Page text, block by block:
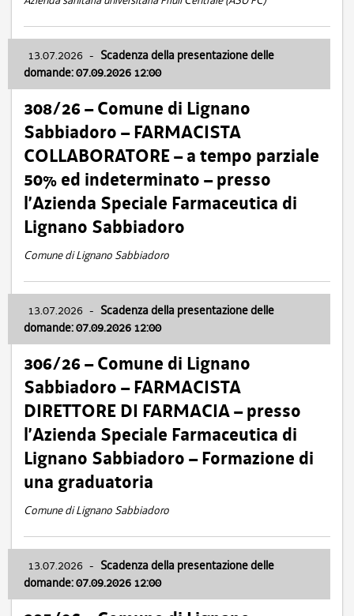
13.07.2026 - Scadenza della presentazione delle
domande: 07.09.2026 12:00
308/26 – Comune di Lignano
Sabbiadoro – FARMACISTA
COLLABORATORE – a tempo parziale
50% ed indeterminato – presso
l’Azienda Speciale Farmaceutica di
Lignano Sabbiadoro
Comune di Lignano Sabbiadoro
13.07.2026 - Scadenza della presentazione delle
domande: 07.09.2026 12:00
306/26 – Comune di Lignano
Sabbiadoro – FARMACISTA
DIRETTORE DI FARMACIA – presso
l’Azienda Speciale Farmaceutica di
Lignano Sabbiadoro – Formazione di
una graduatoria
Comune di Lignano Sabbiadoro
13.07.2026 - Scadenza della presentazione delle
domande: 07.09.2026 12:00